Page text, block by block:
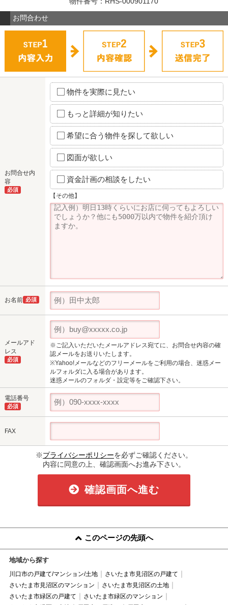
お問合わせ
お問合せ内
容
必須
物件を実際に見たい
もっと詳細が知りたい
希望に合う物件を探して欲しい
図面が欲しい
資金計画の相談をしたい
【その他】
お名前 必須
メールアド
レス
必須
※ご記入いただいたメールアドレス宛てに、お問合せ内容の確
認メールをお送りいたします。
※Yahoo!メールなどのフリーメールをご利用の場合、迷惑メー
ルフォルダに入る場合があります。
迷惑メールのフォルダ・設定等をご確認下さい。
電話番号
必須
FAX
※プライバシーポリシーを必ずご確認ください。
内容に同意の上、確認画面へお進み下さい。
確認画面へ進む
このページの先頭へ
地域から探す
川口市の戸建て/マンション/土地
さいたま市見沼区の戸建て
さいたま市見沼区のマンション
さいたま市見沼区の土地
さいたま市緑区の戸建て
さいたま市緑区のマンション